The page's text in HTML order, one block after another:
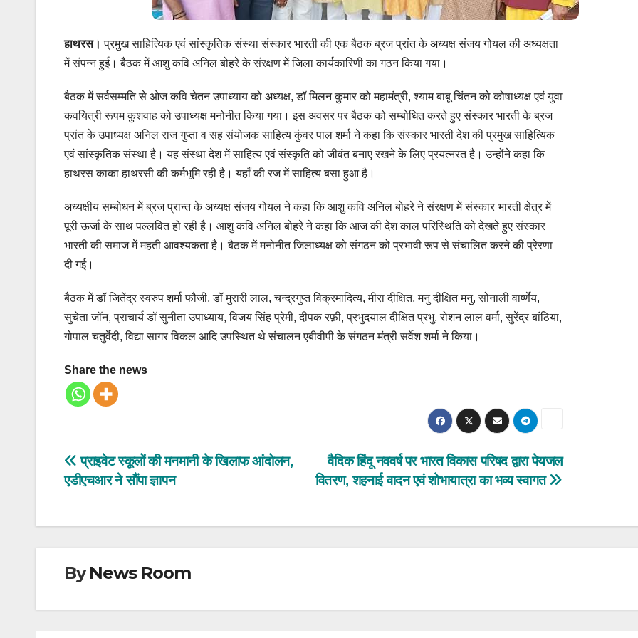
हाथरस। प्रमुख साहित्यिक एवं सांस्कृतिक संस्था संस्कार भारती की एक बैठक ब्रज प्रांत के अध्यक्ष संजय गोयल की अध्यक्षता
में संपन्न हुई। बैठक में आशु कवि अनिल बोहरे के संरक्षण में जिला कार्यकारिणी का गठन किया गया।
बैठक में सर्वसम्मति से ओज कवि चेतन उपाध्याय को अध्यक्ष, डॉ मिलन कुमार को महामंत्री, श्याम बाबू चिंतन को कोषाध्यक्ष एवं युवा
कवयित्री रूपम कुशवाह को उपाध्यक्ष मनोनीत किया गया। इस अवसर पर बैठक को सम्बोधित करते हुए संस्कार भारती के ब्रज
प्रांत के उपाध्यक्ष अनिल राज गुप्ता व सह संयोजक साहित्य कुंवर पाल शर्मा ने कहा कि संस्कार भारती देश की प्रमुख साहित्यिक
एवं सांस्कृतिक संस्था है। यह संस्था देश में साहित्य एवं संस्कृति को जीवंत बनाए रखने के लिए प्रयत्नरत है। उन्होंने कहा कि
हाथरस काका हाथरसी की कर्मभूमि रही है। यहाँ की रज में साहित्य बसा हुआ है।
अध्यक्षीय सम्बोधन में ब्रज प्रान्त के अध्यक्ष संजय गोयल ने कहा कि आशु कवि अनिल बोहरे ने संरक्षण में संस्कार भारती क्षेत्र में
पूरी ऊर्जा के साथ पल्लवित हो रही है। आशु कवि अनिल बोहरे ने कहा कि आज की देश काल परिस्थिति को देखते हुए संस्कार
भारती की समाज में महती आवश्यकता है। बैठक में मनोनीत जिलाध्यक्ष को संगठन को प्रभावी रूप से संचालित करने की प्रेरणा
दी गई।
बैठक में डॉ जितेंद्र स्वरुप शर्मा फौजी, डॉ मुरारी लाल, चन्द्रगुप्त विक्रमादित्य, मीरा दीक्षित, मनु दीक्षित मनु, सोनाली वार्ष्णेय,
सुचेता जॉन, प्राचार्य डॉ सुनीता उपाध्याय, विजय सिंह प्रेमी, दीपक रफ़ी, प्रभुदयाल दीक्षित प्रभु, रोशन लाल वर्मा, सुरेंद्र बांठिया,
गोपाल चतुर्वेदी, विद्या सागर विकल आदि उपस्थित थे संचालन एबीवीपी के संगठन मंत्री सर्वेश शर्मा ने किया।
Share the news
Post
navigation
वैदिक हिंदू नववर्ष पर भारत विकास परिषद द्वारा पेयजल
वितरण, शहनाई वादन एवं शोभायात्रा का भव्य स्वागत
प्राइवेट स्कूलों की मनमानी के खिलाफ आंदोलन,
एडीएचआर ने सौंपा ज्ञापन
ByNews Room